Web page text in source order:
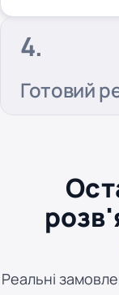
Готовий
Реальні